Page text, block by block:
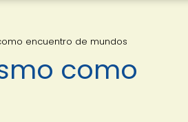
encuentro de mundos
como